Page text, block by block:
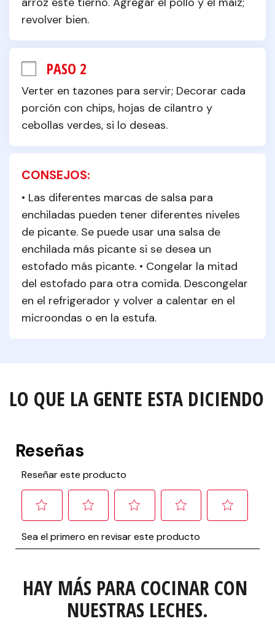
revolver bien.
PASO 2
Verter en tazones para servir; Decorar cada
porción con chips, hojas de cilantro y
cebollas verdes, si lo deseas.
CONSEJOS:
• Las diferentes marcas de salsa para
enchiladas pueden tener diferentes niveles
de picante. Se puede usar una salsa de
enchilada más picante si se desea un
estofado más picante. • Congelar la mitad
del estofado para otra comida. Descongelar
en el refrigerador y volver a calentar en el
microondas o en la estufa.
LO QUE LA GENTE ESTA DICIENDO
HAY MÁS PARA COCINAR CON
NUESTRAS LECHES.